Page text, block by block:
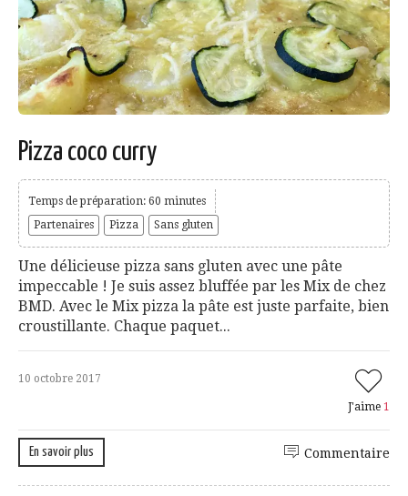
Pizza coco curry
Temps de préparation: 60 minutes
Partenaires
Pizza Sans gluten
Une délicieuse pizza sans gluten avec une pâte
impeccable ! Je suis assez bluffée par les Mix de chez
BMD. Avec le Mix pizza la pâte est juste parfaite, bien
croustillante. Chaque paquet...
10 octobre 2017
J'aime 1
En savoir plus Commentaire